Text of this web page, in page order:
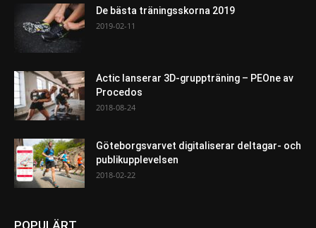
De bästa träningsskorna 2019
2019-02-11
Actic lanserar 3D-gruppträning – PEOne av
Procedos
2018-08-24
Göteborgsvarvet digitaliserar deltagar- och
publikupplevelsen
2018-02-22
POPULÄRT